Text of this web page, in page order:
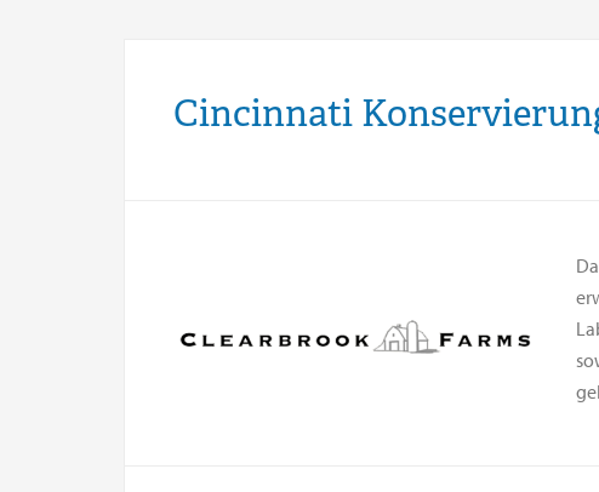
Cincinnati